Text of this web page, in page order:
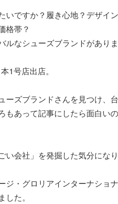
いですか？履き心地？デザイ
格帯？
なシューズブランドがありま
1号店出店。
ーズブランドさんを見つけ、
もあって記事にしたら面白い
会社」を発掘した気分になり
ジ・グロリアインターナショ
た。